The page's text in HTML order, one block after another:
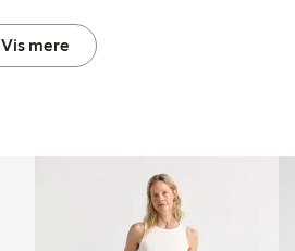
Vis mere